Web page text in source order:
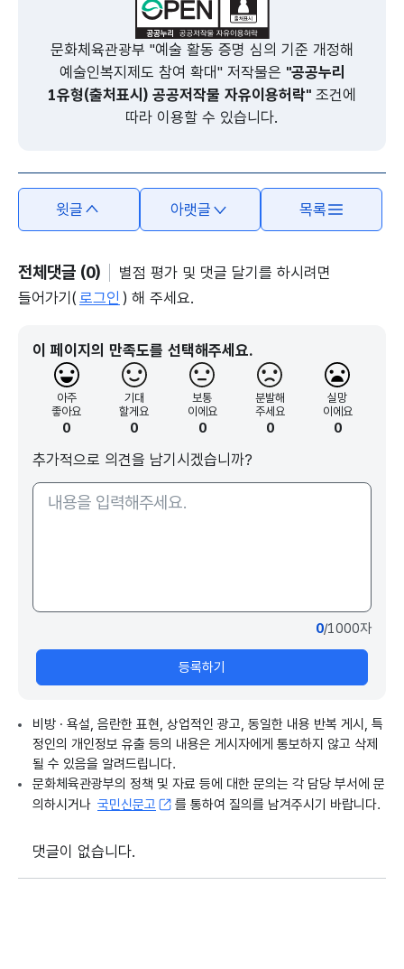
문화체육관광부 "예술 활동 증명 심의 기준 개정해
예술인복지제도 참여 확대" 저작물은 "공공누리
1유형(출처표시) 공공저작물 자유이용허락" 조건에
따라 이용할 수 있습니다.
윗글 아랫글 목록
전체댓글 (0)
별점 평가 및 댓글 달기를 하시려면
들어가기( 로그인 ) 해 주세요.
이 페이지의 만족도를 선택해주세요.
아주
좋아요
0
기대
할게요
0
보통
이에요
0
분발해
주세요
0
실망
이에요
0
추가적으로 의견을 남기시겠습니까?
0/1000자
등록하기
비방 · 욕설, 음란한 표현, 상업적인 광고, 동일한 내용 반복 게시, 특
정인의 개인정보 유출 등의 내용은 게시자에게 통보하지 않고 삭제
될 수 있음을 알려드립니다.
문화체육관광부의 정책 및 자료 등에 대한 문의는 각 담당 부서에 문
의하시거나 국민신문고 를 통하여 질의를 남겨주시기 바랍니다.
댓글이 없습니다.